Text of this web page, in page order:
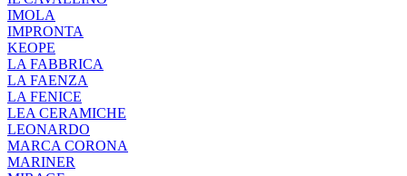
IMOLA
IMPRONTA
KEOPE
LA FABBRICA
LA FAENZA
LA FENICE
LEA CERAMICHE
LEONARDO
MARCA CORONA
MARINER